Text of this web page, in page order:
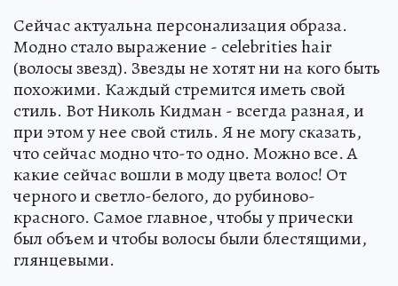
Сейчас актуальна персонализация образа.
Модно стало выражение - celebrities hair
(волосы звезд). Звезды не хотят ни на кого быть
похожими. Каждый стремится иметь свой
стиль. Вот Николь Кидман - всегда разная, и
при этом у нее свой стиль. Я не могу сказать,
что сейчас модно что-то одно. Можно все. А
какие сейчас вошли в моду цвета волос! От
черного и светло-белого, до рубиново-
красного. Самое главное, чтобы у прически
был объем и чтобы волосы были блестящими,
глянцевыми.